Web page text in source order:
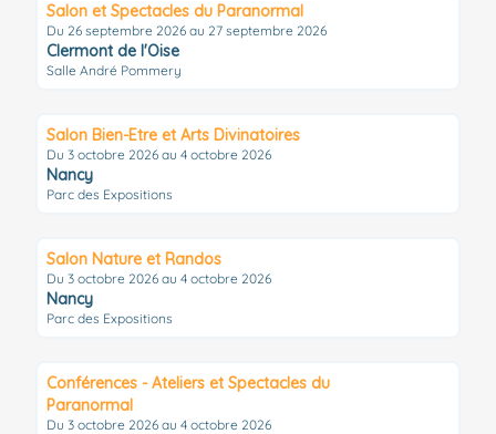
Salon et Spectacles du Paranormal
Du 26 septembre 2026 au 27 septembre 2026
Clermont de l'Oise
Salle André Pommery
Salon Bien-Etre et Arts Divinatoires
Du 3 octobre 2026 au 4 octobre 2026
Nancy
Parc des Expositions
Salon Nature et Randos
Du 3 octobre 2026 au 4 octobre 2026
Nancy
Parc des Expositions
Conférences - Ateliers et Spectacles du
Paranormal
Du 3 octobre 2026 au 4 octobre 2026